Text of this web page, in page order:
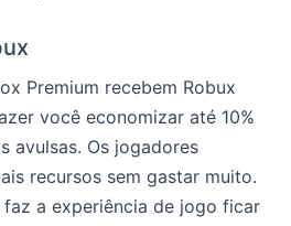
Premium recebem Robux
você economizar até 10%
avulsas. Os jogadores
recursos sem gastar muito.
a experiência de jogo ficar